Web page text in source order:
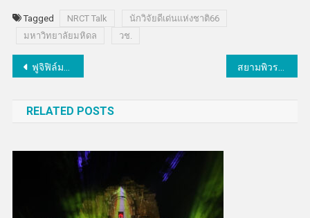
Tagged NRCT Talk
นักวิจัยดีเด่นแห่งชาติ66
มหาวิทยาลัยมหิดล
วช.
แนะแนว
ฟูจิฟิล์มรุกการพิมพ์แห่งอนาคต
RELATED POSTS